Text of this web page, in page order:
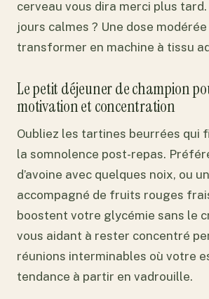
cerveau vous dira merci plus
jours calmes ? Une dose
transformer en machine à tissu
Le petit déjeuner de champion
motivation et concentration
Oubliez les tartines beurrées qui
la somnolence post-repas.
d’avoine avec quelques noix, ou
accompagné de fruits rouges
boostent votre glycémie sans le
vous aidant à rester concentré
réunions interminables où votre
tendance à partir en vadrouille.